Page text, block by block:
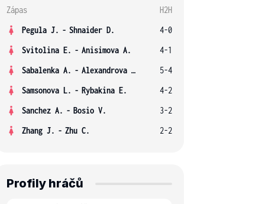
Zápas
H2H
Pegula J. - Shnaider D.
4-0
Svitolina E. - Anisimova A.
4-1
Sabalenka A. - Alexandrova E.
5-4
Samsonova L. - Rybakina E.
4-2
Sanchez A. - Bosio V.
3-2
Zhang J. - Zhu C. 2-2
Profily hráčů